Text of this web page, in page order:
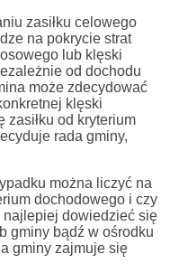
zasiłku celowego
na pokrycie strat
lub klęski
od dochodu
może zdecydować
klęski
zasiłku od kryterium
rada gminy,
można liczyć na
dochodowego i czy
dowiedzieć się
gminy bądź w ośrodku
gminy zajmuje się